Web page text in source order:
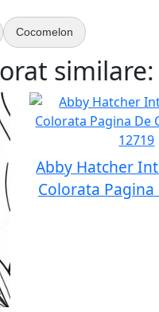
Cocomelon
similare:
Abby Hatcher
Colorata